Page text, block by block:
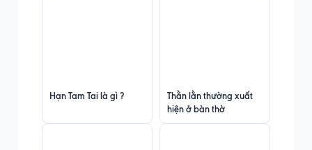
Hạn Tam Tai là gì ?
Thằn lằn thường xuất
hiện ở bàn thờ